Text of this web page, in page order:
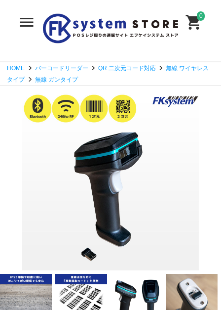
0
HOME バーコードリーダー QR 二次元コード対応
無線 ワイヤレス
タイプ
無線 ガンタイプ